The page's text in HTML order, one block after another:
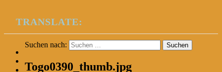
TRANSLATE:
Suchen nach:
Togo0390_thumb.jpg